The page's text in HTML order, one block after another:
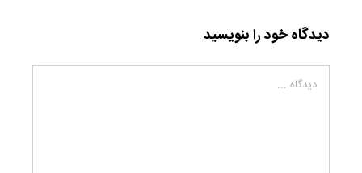
دیدگاه خود را بنویسید
دیدگاه